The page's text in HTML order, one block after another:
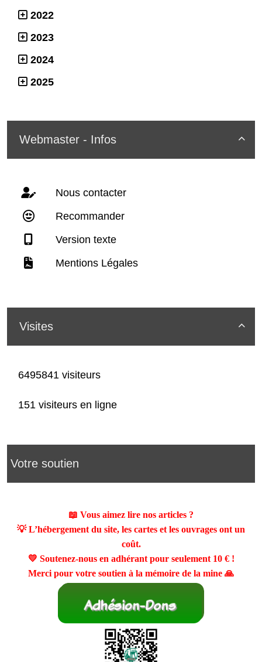
2022
2023
2024
2025

Webmaster - Infos
Nous contacter
Recommander
Version texte
Mentions Légales

Visites
6495841 visiteurs
151 visiteurs en ligne
Votre soutien
📖 Vous aimez lire nos articles ?
💡 L’hébergement du site, les cartes et les ouvrages ont un
coût.
💛 Soutenez-nous en adhérant pour seulement 10 €!
Merci pour votre soutien à la mémoire de la mine 🙏